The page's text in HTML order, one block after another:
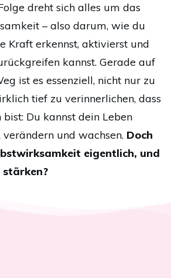
dreht sich alles um das
– also darum, wie du
Kraft erkennst, aktivierst und
kannst. Gerade auf
ist es essenziell, nicht nur zu
tief zu verinnerlichen, dass
Du kannst dein Leben
und wachsen. Doch
eigentlich, und